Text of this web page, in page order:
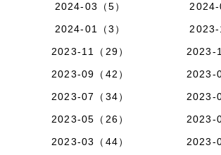
2024-03（5）
2024-
2024-01（3）
2023-
2023-11（29）
2023-
2023-09（42）
2023-
2023-07（34）
2023-
2023-05（26）
2023-
2023-03（44）
2023-